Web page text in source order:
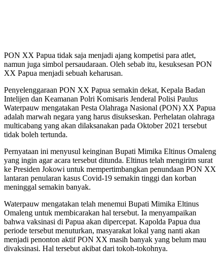
PON XX Papua tidak saja menjadi ajang kompetisi para atlet,
namun juga simbol persaudaraan. Oleh sebab itu, kesuksesan PON
XX Papua menjadi sebuah keharusan.
Penyelenggaraan PON XX Papua semakin dekat, Kepala Badan
Intelijen dan Keamanan Polri Komisaris Jenderal Polisi Paulus
Waterpauw mengatakan Pesta Olahraga Nasional (PON) XX Papua
adalah marwah negara yang harus disukseskan. Perhelatan olahraga
multicabang yang akan dilaksanakan pada Oktober 2021 tersebut
tidak boleh tertunda.
Pernyataan ini menyusul keinginan Bupati Mimika Eltinus Omaleng
yang ingin agar acara tersebut ditunda. Eltinus telah mengirim surat
ke Presiden Jokowi untuk mempertimbangkan penundaan PON XX
lantaran penularan kasus Covid-19 semakin tinggi dan korban
meninggal semakin banyak.
Waterpauw mengatakan telah menemui Bupati Mimika Eltinus
Omaleng untuk membicarakan hal tersebut. Ia menyampaikan
bahwa vaksinasi di Papua akan dipercepat. Kapolda Papua dua
periode tersebut menuturkan, masyarakat lokal yang nanti akan
menjadi penonton aktif PON XX masih banyak yang belum mau
divaksinasi. Hal tersebut akibat dari tokoh-tokohnya.